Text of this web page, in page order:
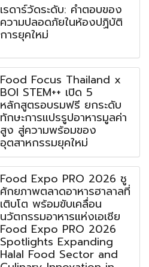
เรดาร์วัดระดับ: คำตอบของ
ความปลอดภัยในห้องปฏิบัติ
การยุคใหม่
Food Focus Thailand x
BOI STEM++ เปิด 5
หลักสูตรอบรมฟรี ยกระดับ
ทักษะการแปรรูปอาหารมูลค่า
สูง สู่ความพร้อมของ
อุตสาหกรรมยุคใหม่
Food Expo PRO 2026 ชู
ศักยภาพตลาดอาหารฮาลาลที่
เติบโต พร้อมขับเคลื่อน
นวัตกรรมอาหารแห่งเอเชีย
Food Expo PRO 2026
Spotlights Expanding
Halal Food Sector and